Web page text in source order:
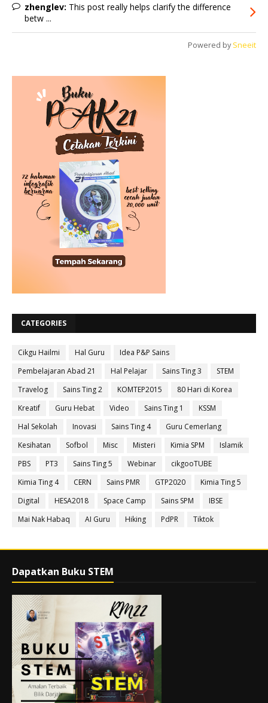
zhenglev: This post really helps clarify the difference
betw ...
Powered by Sneeit
CATEGORIES
Cikgu Hailmi Hal Guru
Idea P&P Sains
Pembelajaran Abad 21
Hal Pelajar Sains Ting 3
STEM
Travelog
Sains Ting 2 KOMTEP2015
80 Hari di Korea
Kreatif
Guru Hebat Video Sains Ting 1
KSSM
Hal Sekolah
Inovasi Sains Ting 4
Guru Cemerlang
Kesihatan
Sofbol Misc Misteri Kimia SPM
Islamik
PBS
PT3 Sains Ting 5 Webinar
cikgooTUBE
Kimia Ting 4
CERN Sains PMR GTP2020
Kimia Ting 5
Digital
HESA2018 Space Camp Sains SPM
IBSE
Mai Nak Habaq
AI Guru Hiking PdPR Tiktok
Dapatkan Buku STEM